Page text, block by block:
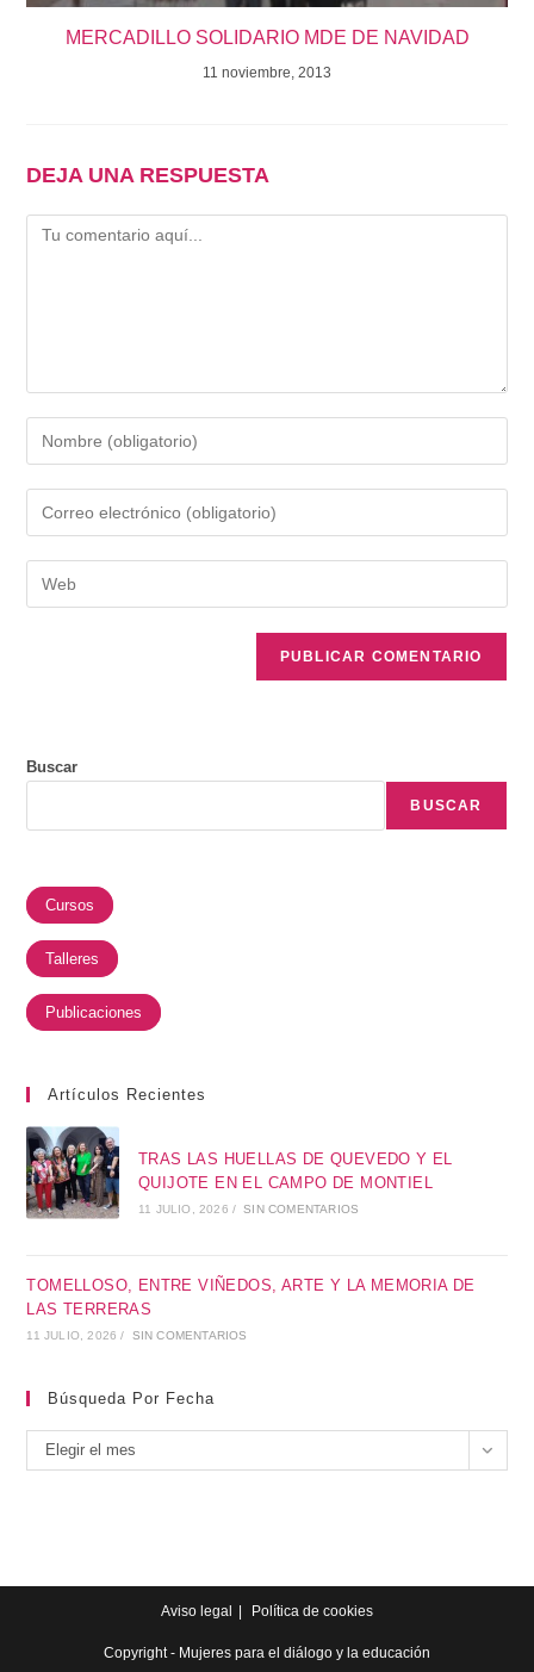
MERCADILLO SOLIDARIO MDE DE NAVIDAD
11 noviembre, 2013
DEJA UNA RESPUESTA
Buscar
BUSCAR
Cursos
Talleres
Publicaciones
Artículos Recientes
TRAS LAS HUELLAS DE QUEVEDO Y EL
QUIJOTE EN EL CAMPO DE MONTIEL
11 JULIO, 2026 / SIN COMENTARIOS
TOMELLOSO, ENTRE VIÑEDOS, ARTE Y LA MEMORIA DE
LAS TERRERAS
11 JULIO, 2026 / SIN COMENTARIOS
Búsqueda Por Fecha
Elegir el mes
Aviso legal Política de cookies
Copyright - Mujeres para el diálogo y la educación